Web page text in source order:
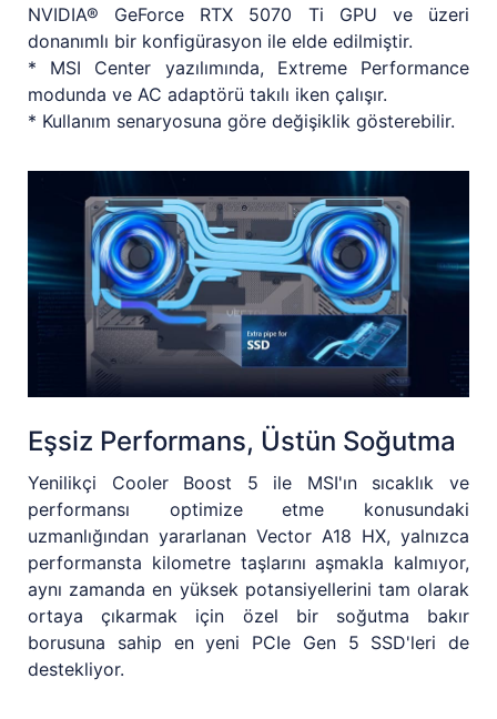
NVIDIA® GeForce RTX 5070 Ti GPU ve üzeri
donanımlı bir konfigürasyon ile elde edilmiştir.
* MSI Center yazılımında, Extreme Performance
modunda ve AC adaptörü takılı iken çalışır.
* Kullanım senaryosuna göre değişiklik gösterebilir.
Eşsiz Performans, Üstün Soğutma
Yenilikçi Cooler Boost 5 ile MSI'ın sıcaklık ve
performansı optimize etme konusundaki
uzmanlığından yararlanan Vector A18 HX, yalnızca
performansta kilometre taşlarını aşmakla kalmıyor,
aynı zamanda en yüksek potansiyellerini tam olarak
ortaya çıkarmak için özel bir soğutma bakır
borusuna sahip en yeni PCIe Gen 5 SSD'leri de
destekliyor.